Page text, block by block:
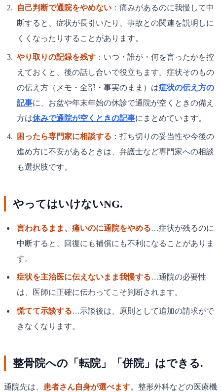
自己判断で通院をやめない：痛みがあるのに我慢して中
断すると、症状が長引いたり、事故との関連を説明しに
くくなったりすることがあります。
やり取りの記録を残す：いつ・誰が・何を言ったかを控
えておくと、後の話し合いで役立ちます。症状そのもの
の伝え方（メモ・全部・事実のまま）は症状の伝え方の
記事に、お盆や年末年始の休診で通院が空くときの備え
方は休みで通院が空くときの記事にまとめています。
困ったら専門家に相談する ：打ち切りの妥当性や今後の
進め方に不安があるときは、弁護士など専門家への相談
も選択肢です。
やってはいけないNG.
言われるまま、痛いのに通院をやめる…症状が残るのに
中断すると、回復にも補償にも不利になることがありま
す。
症状を主治医に伝えないまま我慢する…通院の必要性
は、医師に正確に伝わってこそ判断されます。
慌てて示談する…示談後は、原則として追加の請求がで
きなくなります。
整骨院への「転院」「併院」はできる.
通院先は、 患者さん自身が選べます。整形外科などの医療機